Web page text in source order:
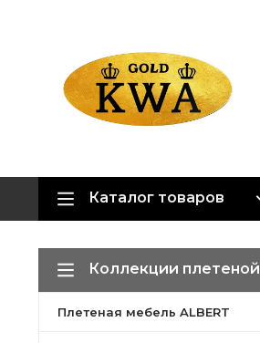
Каталог товаров
Коллекции плетеной мебели
Плетеная мебель ALBERT